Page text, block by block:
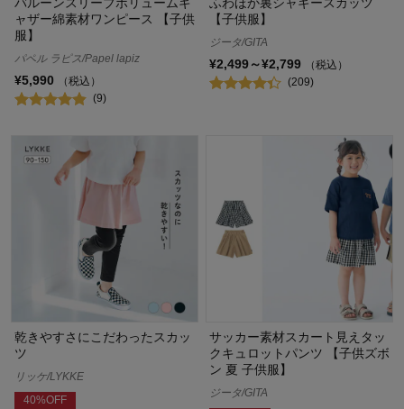
バルーンスリーブボリュームギ
ャザー綿素材ワンピース 【子供
服】
パペル ラピス/Papel lapiz
¥5,990
（税込）
(9)
ふわほか裏シャギースカッツ
【子供服】
ジータ/GITA
¥2,499～¥2,799
（税込）
(209)
乾きやすさにこだわったスカッ
ツ
リッケ/LYKKE
40%OFF
サッカー素材スカート見えタッ
クキュロットパンツ 【子供ズボ
ン 夏 子供服】
ジータ/GITA